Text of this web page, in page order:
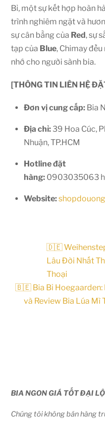
Bỉ, một sự kết hợp hoàn
trình nghiêm ngặt và
sự cân bằng của Red, sự
tạp của Blue, Chimay
nhớ cho người sành bia.
[THÔNG TIN LIÊN HỆ
Đơn vị cung cấp: Bia
Địa chỉ: 39 Hoa Cúc,
Nhuận, TP.HCM
Hotline đặt
hàng: 0903035063
Website:
🇩🇪
Lâu Đời Nhất
Thoại
🇧🇪 Bia Bỉ Hoegaarden:
và Review Bia Lúa Mì
BIA NGON GIÁ TỐT ĐẠI
Chúng tôi không bán hàng